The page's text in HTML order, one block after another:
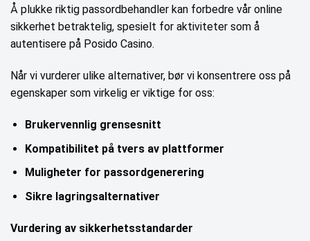
Å plukke riktig passordbehandler kan forbedre vår online
sikkerhet betraktelig, spesielt for aktiviteter som å
autentisere på Posido Casino.
Når vi vurderer ulike alternativer, bør vi konsentrere oss på
egenskaper som virkelig er viktige for oss:
Brukervennlig grensesnitt
Kompatibilitet på tvers av plattformer
Muligheter for passordgenerering
Sikre lagringsalternativer
Vurdering av sikkerhetsstandarder